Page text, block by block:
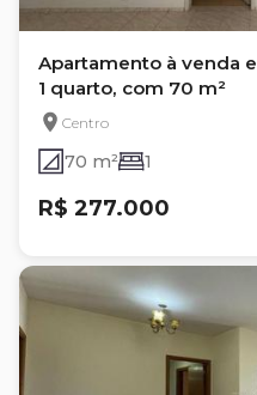
Apartamento à venda
1 quarto, com 70 m²
Centro
70 m² 1
R$ 277.000